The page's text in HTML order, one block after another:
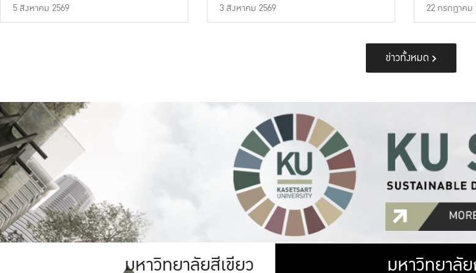
5 สิงหาคม 2569 3 สิงหาคม 2569 22 กรกฎาคม
ข่าวทั้งหมด
มหาวิทยาลัยสีเขียว มหาวิทยาลั